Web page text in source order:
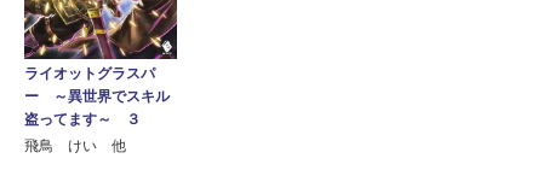
ライオットグラスパ
ー ～異世界でスキル
盗ってます～ ３
飛鳥 けい 他